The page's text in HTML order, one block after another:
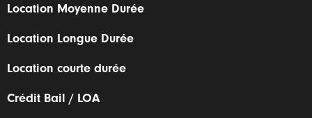
Location Moyenne Durée
Location Longue Durée
Location courte durée
Crédit Bail / LOA